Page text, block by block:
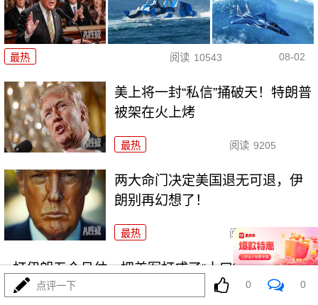
最热 阅读 10543 08-02
美上将一封“私信”捅破天！特朗普
被架在火上烤
最热 阅读 9205
两大命门决定美国退无可退，伊
朗别再幻想了！
最热 阅读 6872
打伊朗五个月仗，把美军打成了“十口锅九个盖”
点评一下 0 0